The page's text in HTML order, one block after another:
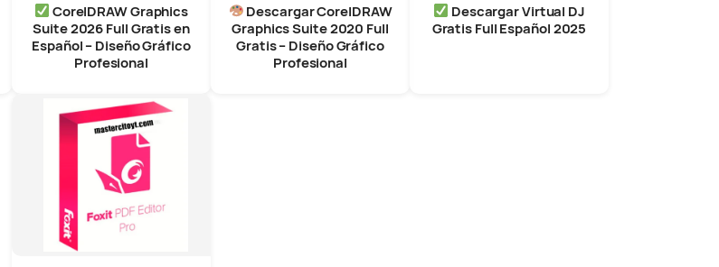
CorelDRAW Graphics
Suite 2026 Full Gratis en
Español – Diseño Gráfico
Profesional
Descargar CorelDRAW
Graphics Suite 2020 Full
Gratis – Diseño Gráfico
Profesional
Descargar Virtual DJ
Gratis Full Español 2025